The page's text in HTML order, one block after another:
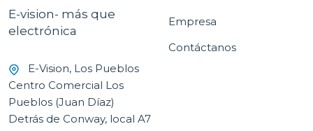
E-vision- más que
electrónica
E-Vision, Los Pueblos
Centro Comercial Los
Pueblos (Juan Díaz)
Detrás de Conway, local A7
Empresa
Contáctanos